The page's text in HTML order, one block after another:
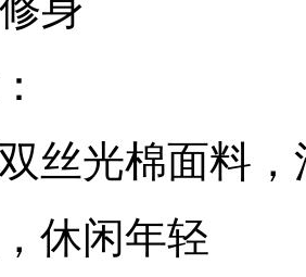
丝光棉面料
休闲年轻